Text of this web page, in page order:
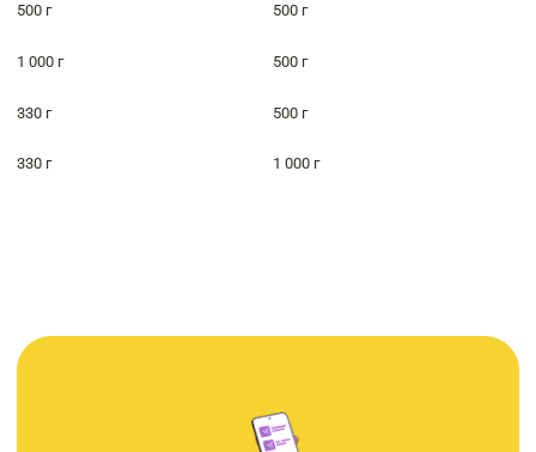
500 г 500 г
1 000 г 500 г
330 г 500 г
330 г 1 000 г